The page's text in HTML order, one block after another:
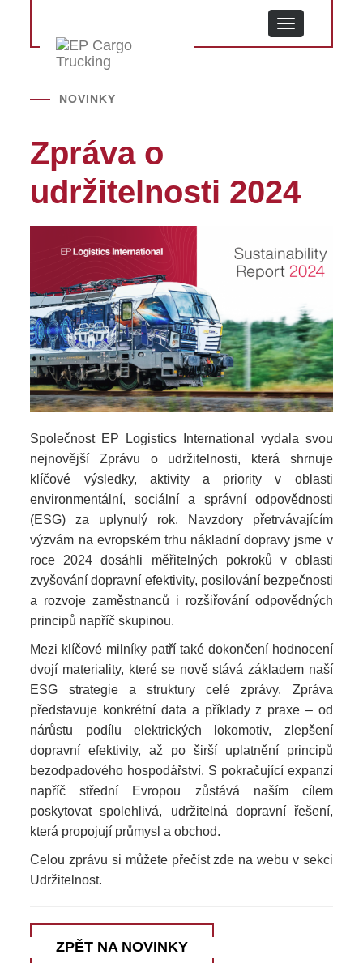
MENU
NOVINKY
Zpráva o
udržitelnosti 2024
Společnost EP Logistics International vydala svou
nejnovější Zprávu o udržitelnosti, která shrnuje
klíčové výsledky, aktivity a priority v oblasti
environmentální, sociální a správní odpovědnosti
(ESG) za uplynulý rok. Navzdory přetrvávajícím
výzvám na evropském trhu nákladní dopravy jsme v
roce 2024 dosáhli měřitelných pokroků v oblasti
zvyšování dopravní efektivity, posilování bezpečnosti
a rozvoje zaměstnanců i rozšiřování odpovědných
principů napříč skupinou.
Mezi klíčové milníky patří také dokončení hodnocení
dvojí materiality, které se nově stává základem naší
ESG strategie a struktury celé zprávy. Zpráva
představuje konkrétní data a příklady z praxe – od
nárůstu podílu elektrických lokomotiv, zlepšení
dopravní efektivity, až po širší uplatnění principů
bezodpadového hospodářství. S pokračující expanzí
napříč střední Evropou zůstává naším cílem
poskytovat spolehlivá, udržitelná dopravní řešení,
která propojují průmysl a obchod.
Celou zprávu si můžete přečíst zde na webu v sekci
Udržitelnost.
ZPĚT NA NOVINKY